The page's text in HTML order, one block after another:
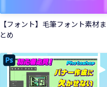
【フォント】毛筆フォント素材ま
とめ